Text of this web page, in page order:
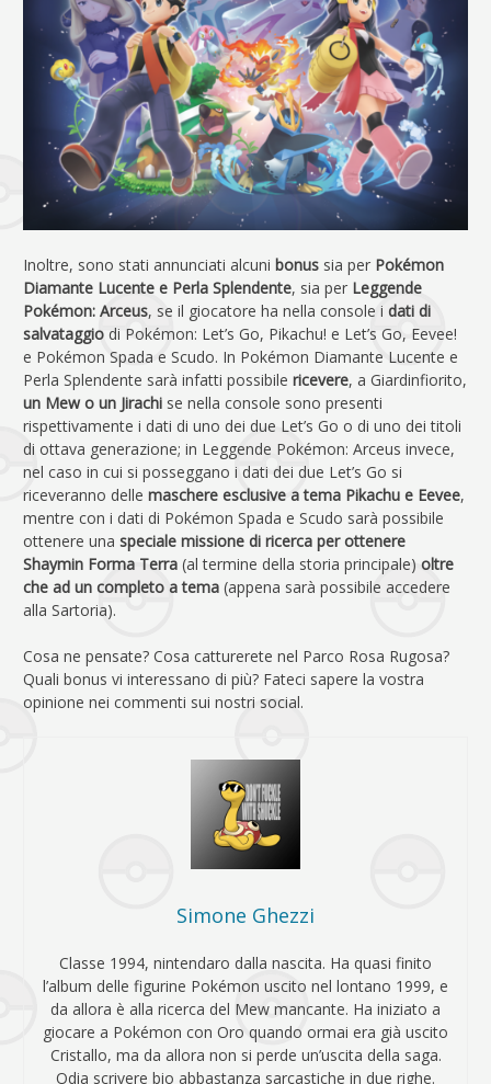
Inoltre, sono stati annunciati alcuni bonus sia per Pokémon
Diamante Lucente e Perla Splendente, sia per Leggende
Pokémon: Arceus, se il giocatore ha nella console i dati di
salvataggio di Pokémon: Let’s Go, Pikachu! e Let’s Go, Eevee!
e Pokémon Spada e Scudo. In Pokémon Diamante Lucente e
Perla Splendente sarà infatti possibile ricevere, a Giardinfiorito,
un Mew o un Jirachi se nella console sono presenti
rispettivamente i dati di uno dei due Let’s Go o di uno dei titoli
di ottava generazione; in Leggende Pokémon: Arceus invece,
nel caso in cui si posseggano i dati dei due Let’s Go si
riceveranno delle maschere esclusive a tema Pikachu e Eevee,
mentre con i dati di Pokémon Spada e Scudo sarà possibile
ottenere una speciale missione di ricerca per ottenere
Shaymin Forma Terra (al termine della storia principale) oltre
che ad un completo a tema (appena sarà possibile accedere
alla Sartoria).
Cosa ne pensate? Cosa catturerete nel Parco Rosa Rugosa?
Quali bonus vi interessano di più? Fateci sapere la vostra
opinione nei commenti sui nostri social.
Simone Ghezzi
Classe 1994, nintendaro dalla nascita. Ha quasi finito
l’album delle figurine Pokémon uscito nel lontano 1999, e
da allora è alla ricerca del Mew mancante. Ha iniziato a
giocare a Pokémon con Oro quando ormai era già uscito
Cristallo, ma da allora non si perde un’uscita della saga.
Odia scrivere bio abbastanza sarcastiche in due righe.